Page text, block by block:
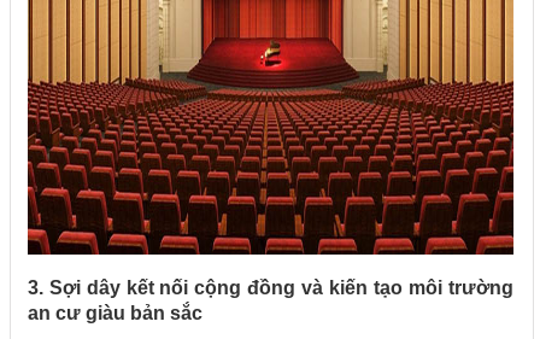
3. Sợi dây kết nối cộng đồng và kiến tạo môi trường
an cư giàu bản sắc